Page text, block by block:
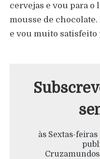
cervejas e vou para o
mousse de
e vou muito satisfeito
às Sextas-